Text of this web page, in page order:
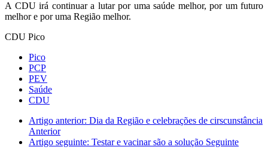
A CDU irá continuar a lutar por uma saúde melhor, por um futuro
melhor e por uma Região melhor.
CDU Pico
Pico
PCP
PEV
Saúde
CDU
Artigo anterior: Dia da Região e celebrações de cirscunstância
Anterior
Artigo seguinte: Testar e vacinar são a solução Seguinte